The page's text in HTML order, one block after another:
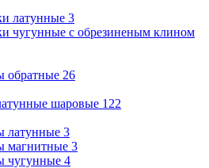
латунные 3
чугунные с обрезиненым клином
обратные 26
шаровые 122
латунные 3
магнитные 3
чугунные 4